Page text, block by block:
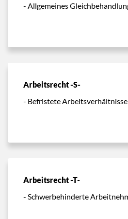
- Allgemeines
Arbeitsrecht -S-
- Befristete
Arbeitsrecht -T-
- Schwerbehinderte